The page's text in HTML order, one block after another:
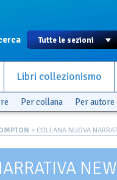
Libri collezionismo
Per collana Per autore
> COLLANA NUOVA